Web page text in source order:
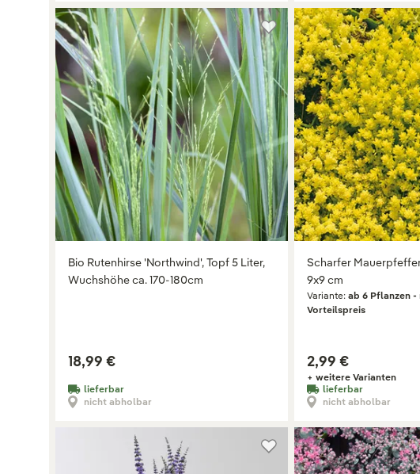
Bio Rutenhirse 'Northwind', Topf 5 Liter,
Wuchshöhe ca. 170-180cm
18,99 €
lieferbar
nicht abholbar
Scharfer
9x9 cm
Variante: ab 6 Pflanzen -
Vorteilspreis
2,99 €
+ weitere Varianten
lieferbar
nicht abholbar